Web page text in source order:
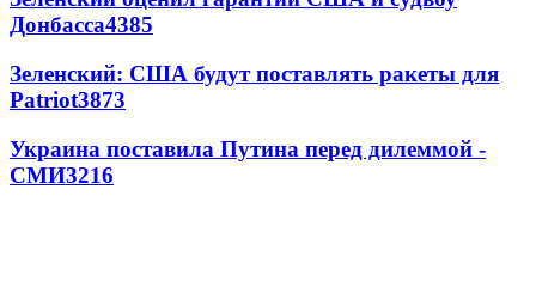
Донбасса4385
Зеленский: США будут поставлять ракеты для
Patriot3873
Украина поставила Путина перед дилеммой -
СМИ3216